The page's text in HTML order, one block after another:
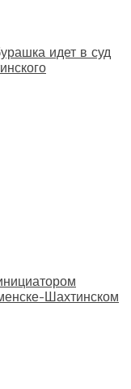
идет в суд
Шахтинском